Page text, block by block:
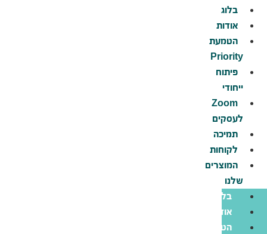
בלוג
אודות
הטמעת
Priority
פיתוח
ייחודי
Zoom
לעסקים
תמיכה
לקוחות
המוצרים
שלנו
בלוג
אודות
הטמעת